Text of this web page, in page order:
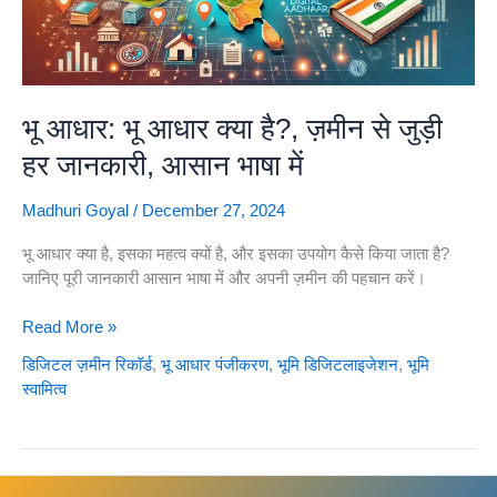
भू आधार: भू आधार क्या है?, ज़मीन से जुड़ी
हर जानकारी, आसान भाषा में
Madhuri Goyal / December 27, 2024
भू आधार क्या है, इसका महत्व क्यों है, और इसका उपयोग कैसे किया जाता है?
जानिए पूरी जानकारी आसान भाषा में और अपनी ज़मीन की पहचान करें।
भू
भू
आधार
है?,
ज़मीन
Read More »
डिजिटल ज़मीन रिकॉर्ड, भू आधार पंजीकरण, भूमि डिजिटलाइजेशन, भूमि
स्वामित्व